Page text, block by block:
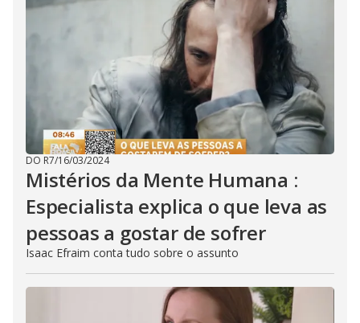
DO R7/16/03/2024
Mistérios da Mente Humana :
Especialista explica o que leva as
pessoas a gostar de sofrer
Isaac Efraim conta tudo sobre o assunto